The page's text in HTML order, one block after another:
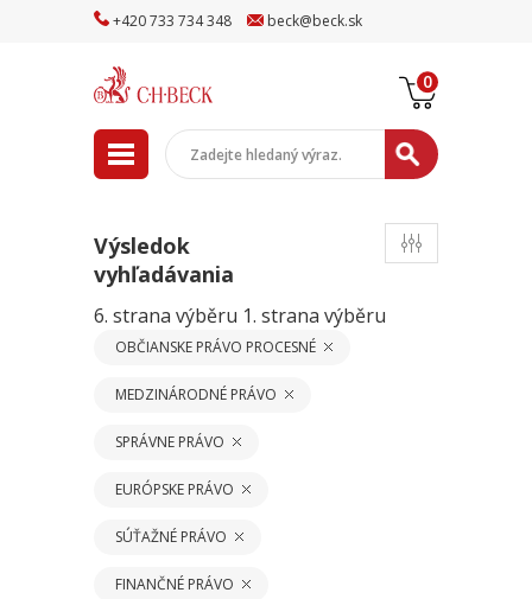
+420733 734348 beck@beck.sk
0
Výsledok
vyhľadávania
6. strana výběru 1. strana výběru
OBČIANSKE PRÁVO PROCESNÉ
MEDZINÁRODNÉ PRÁVO
SPRÁVNE PRÁVO
EURÓPSKE PRÁVO
SÚŤAŽNÉ PRÁVO
FINANČNÉ PRÁVO